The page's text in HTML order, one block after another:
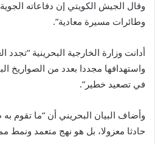
وقال الجيش الكويتي إن دفاعاته
وطائرات مسيرة معادية”.
أدانت وزارة الخارجية البحرينية “تجدد
واستهدافها مجددا بعدد من الصواريخ
في تصعيد خطير”.
وأضاف البيان البحريني أن “ما تقوم
حادثا معزولا، بل هو نهج متعمد ونمط